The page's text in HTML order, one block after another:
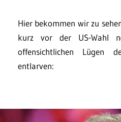
Hier bekommen wir zu
kurz vor der US-Wahl
offensichtlichen Lügen
entlarven: